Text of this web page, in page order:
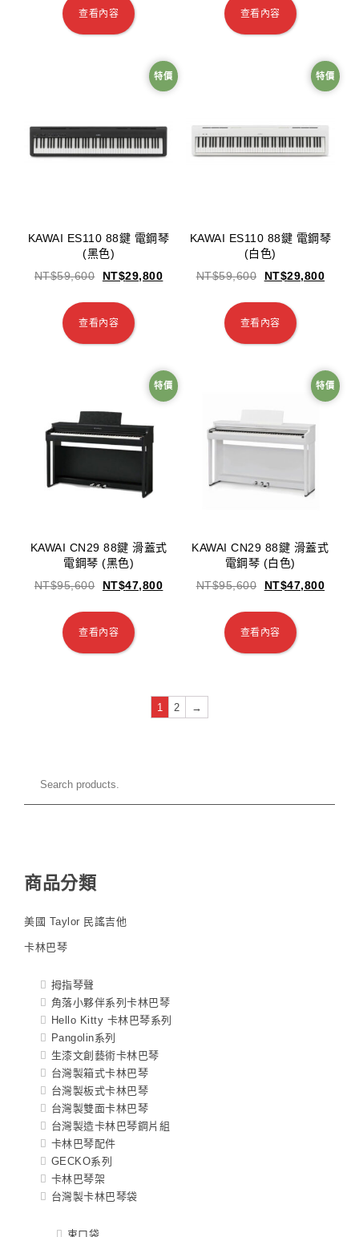
查看內容 查看內容
特價
KAWAI ES110 88鍵 電鋼琴
(黑色)
NT$59,600 NT$29,800
查看內容
特價
KAWAI ES110 88鍵 電鋼琴
(白色)
NT$59,600 NT$29,800
查看內容
特價
KAWAI CN29 88鍵 滑蓋式
電鋼琴 (黑色)
NT$95,600 NT$47,800
查看內容
特價
KAWAI CN29 88鍵 滑蓋式
電鋼琴 (白色)
NT$95,600 NT$47,800
查看內容
1 2 →
商品分類
美國 Taylor 民謠吉他
卡林巴琴
拇指琴聲
角落小夥伴系列卡林巴琴
Hello Kitty 卡林巴琴系列
Pangolin系列
生漆文創藝術卡林巴琴
台灣製箱式卡林巴琴
台灣製板式卡林巴琴
台灣製雙面卡林巴琴
台灣製造卡林巴琴鋼片組
卡林巴琴配件
GECKO系列
卡林巴琴架
台灣製卡林巴琴袋
束口袋